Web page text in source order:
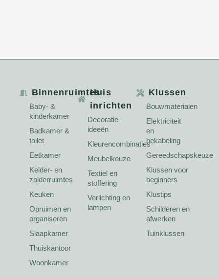
Binnenruimtes
Baby- &
kinderkamer
Badkamer &
toilet
Eetkamer
Kelder- en
zolderruimtes
Keuken
Opruimen en
organiseren
Slaapkamer
Thuiskantoor
Woonkamer
Huis
inrichten
Decoratie
ideeën
Kleurencombinaties
Meubelkeuze
Textiel en
stoffering
Verlichting en
lampen
Klussen
Bouwmaterialen
Elektriciteit
en
bekabeling
Gereedschapskeuze
Klussen voor
beginners
Klustips
Schilderen en
afwerken
Tuinklussen